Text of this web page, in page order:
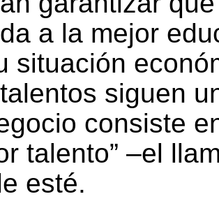
a la mejor
situación
siguen
consiste
talento” –el
esté.